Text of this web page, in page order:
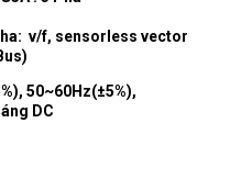
v/f, sensorless vector
50~60Hz(±5%),
DC